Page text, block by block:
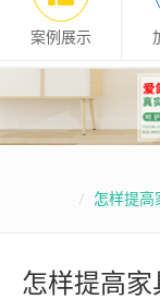
案例展示
怎样提高
怎样提高